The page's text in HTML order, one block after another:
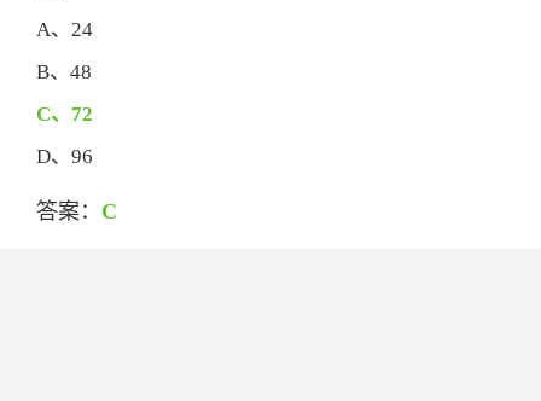
A、24
B、48
C、72
D、96
答案： C